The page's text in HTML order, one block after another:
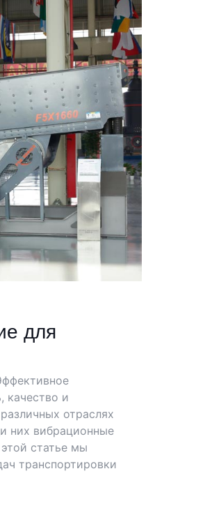
для
качество и
отраслях
них вибрационные
статье мы
транспортировки